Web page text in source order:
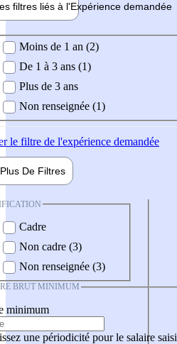
filtres liés à l'Expérience demandée
demandée
Moins de 1 an (2)
De 1 à 3 ans (1)
Plus de 3 ans
Non renseignée (1)
le filtre de l'expérience demandée
Plus De Filtres
Cadre
Non cadre (3)
Non renseignée (3)
BRUT MINIMUM
minimum
une périodicité pour le salaire saisi